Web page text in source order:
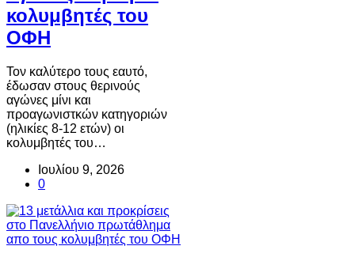
κολυμβητές του
ΟΦΗ
Τον καλύτερο τους εαυτό,
έδωσαν στους θερινούς
αγώνες μίνι και
προαγωνιστκών κατηγοριών
(ηλικίες 8-12 ετών) οι
κολυμβητές του…
Ιουλίου 9, 2026
0